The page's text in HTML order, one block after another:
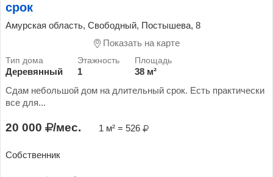
срок
Амурская область, Свободный, Постышева, 8
Показать на карте
Деревянный 1
38 м²
Сдам небольшой дом на длительный срок. Есть практически
все для...
20 000 /мес. 1 м² = 526
Собственник